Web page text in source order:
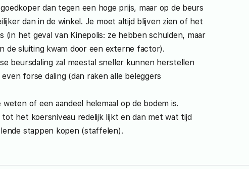
dan tegen een hoge prijs, maar op de beurs
dan in de winkel. Je moet altijd blijven zien of het
(in het geval van Kinepolis: ze hebben schulden, maar
de sluiting kwam door een externe factor).
beursdaling zal meestal sneller kunnen herstellen
forse daling (dan raken alle beleggers
of een aandeel helemaal op de bodem is.
tot het koersniveau redelijk lijkt en dan met wat tijd
stappen kopen (staffelen).